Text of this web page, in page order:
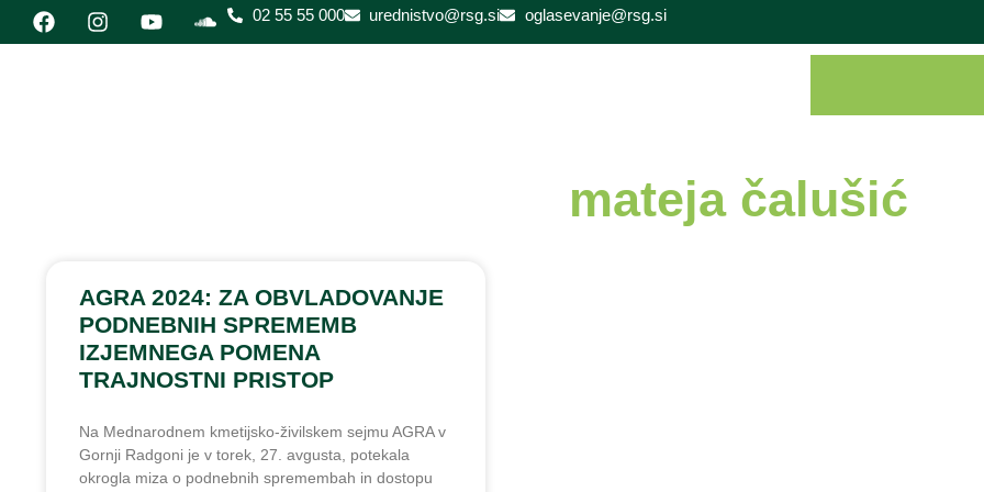
02 55 55 000 urednistvo@rsg.si oglasevanje@rsg.si
mateja čalušić
AGRA 2024: ZA OBVLADOVANJE
PODNEBNIH SPREMEMB
IZJEMNEGA POMENA
TRAJNOSTNI PRISTOP
Na Mednarodnem kmetijsko-živilskem sejmu AGRA v
Gornji Radgoni je v torek, 27. avgusta, potekala
okrogla miza o podnebnih spremembah in dostopu